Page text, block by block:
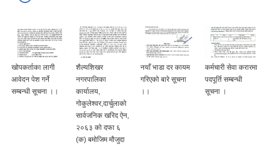
खोपकर्ताका लागी
आवेदन पेश गर्ने
सम्बन्धी सूचना ।।
शैल्यशिखर
नगरपालिका
कार्यालय,
गोकुलेश्वर,दार्चुलाको
सार्वजनिक खरिद ऐन,
२०६३ को दफा ६
(क) बमोजिम मौजुदा
नयाँ भाडा दर कायम
गरिएको बारे सूचना
।।
कर्मचारी सेवा करारमा
पदपूर्ति सम्बन्धी
सूचना ।